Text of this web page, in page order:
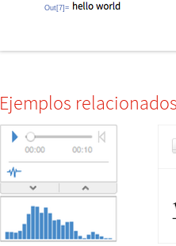
Out[7]=
Ejemplos